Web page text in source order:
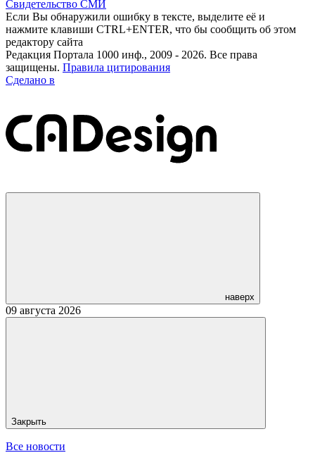
Свидетельство СМИ
Если Вы обнаружили ошибку в тексте, выделите её и
нажмите клавиши CTRL+ENTER, что бы сообщить об этом
редактору сайта
Редакция Портала 1000 инф., 2009 - 2026. Все права
защищены. Правила цитирования
Сделано в
наверх
09 августа 2026
Закрыть
Все новости